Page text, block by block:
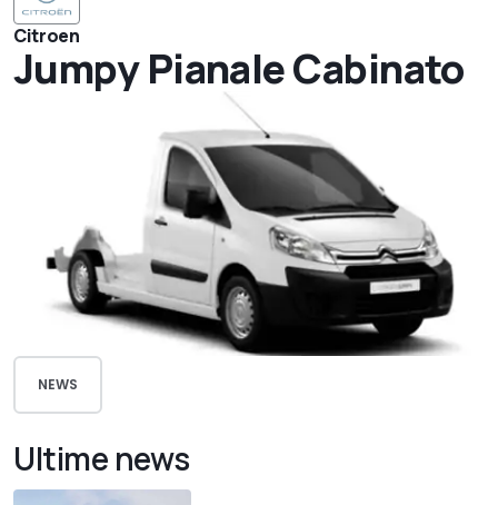
Citroen
Jumpy Pianale Cabinato
NEWS
Ultime news